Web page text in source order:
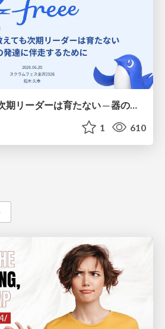
1 610